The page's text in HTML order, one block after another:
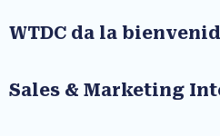
WTDC da la
Sales & Marketing